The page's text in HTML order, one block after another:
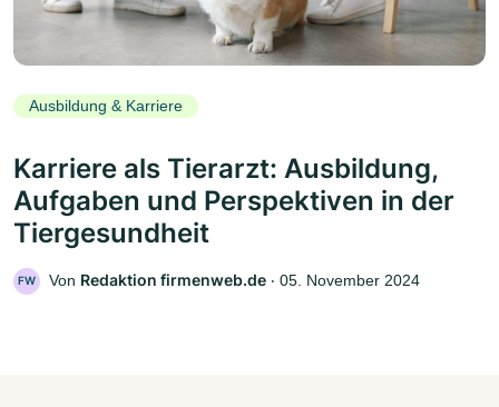
Ausbildung & Karriere
Karriere als Tierarzt: Ausbildung,
Aufgaben und Perspektiven in der
Tiergesundheit
FW Von Redaktion firmenweb.de ‧ 05. November 2024